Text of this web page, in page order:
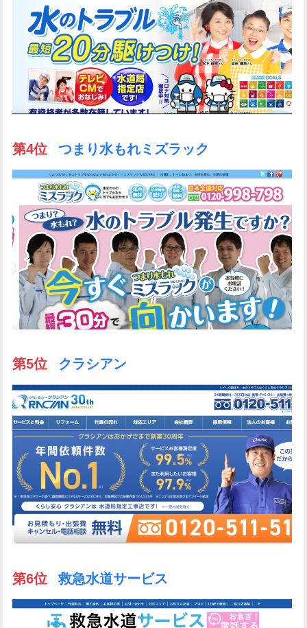
第4位 つまり水もれミズラック
第5位 クラシアン
第6位 救急水道サービス